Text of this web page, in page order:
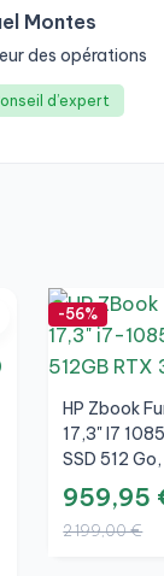
Montes
des opérations
d’expert
-56%
HP Zbook
17,3" I7
SSD 512 Go,
NVIDIA
3000 Max-
959,95
2 199,00 €